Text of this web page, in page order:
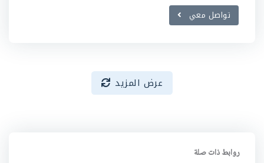
تواصل معي
عرض المزيد
روابط ذات صلة